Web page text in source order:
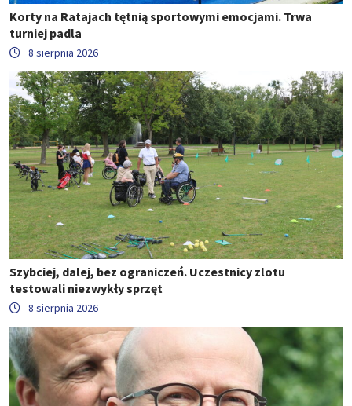
Korty na Ratajach tętnią sportowymi emocjami. Trwa
turniej padla
8 sierpnia 2026
Szybciej, dalej, bez ograniczeń. Uczestnicy zlotu
testowali niezwykły sprzęt
8 sierpnia 2026